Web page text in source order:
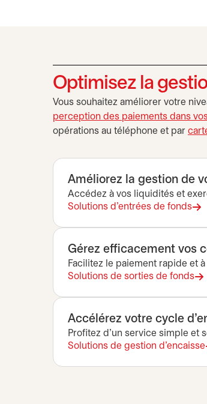
Optimisez la
Vous souhaitez améliorer votre
perception des paiements dans
opérations au téléphone et par
Améliorez la gestion de
Accédez à vos liquidités et
Solutions d’entrées de fonds
Gérez efficacement vos
Facilitez le paiement rapide et
Solutions de sorties de fonds
Accélérez votre cycle
Profitez d’un service simple et
Solutions de gestion d’encaisse